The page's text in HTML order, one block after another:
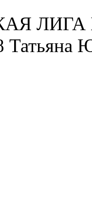
ЛИГА
Татьяна